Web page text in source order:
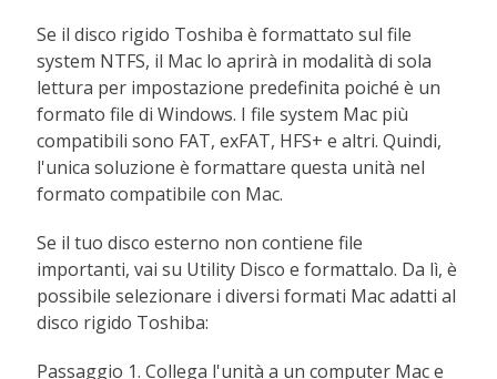
Se il disco rigido Toshiba è formattato sul file
system NTFS, il Mac lo aprirà in modalità di sola
lettura per impostazione predefinita poiché è un
formato file di Windows. I file system Mac più
compatibili sono FAT, exFAT, HFS+ e altri. Quindi,
l'unica soluzione è formattare questa unità nel
formato compatibile con Mac.
Se il tuo disco esterno non contiene file
importanti, vai su Utility Disco e formattalo. Da lì, è
possibile selezionare i diversi formati Mac adatti al
disco rigido Toshiba:
Passaggio 1. Collega l'unità a un computer Mac e